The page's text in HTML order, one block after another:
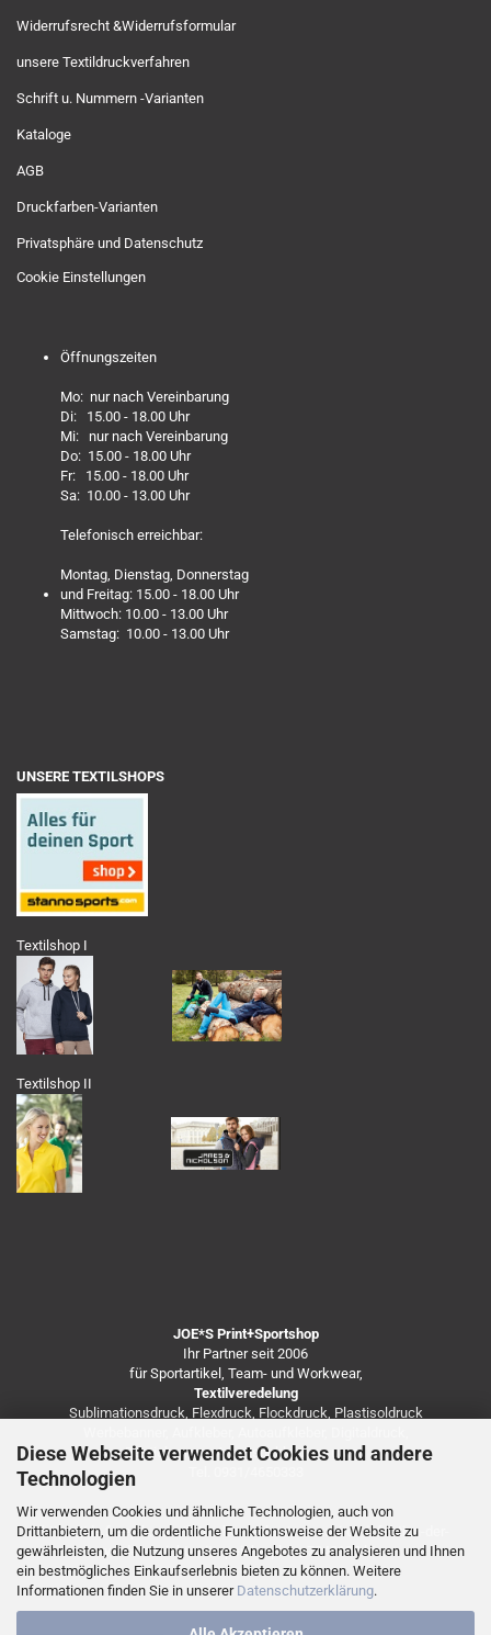
Diese Webseite verwendet Cookies und andere
Technologien
Wir verwenden Cookies und ähnliche Technologien, auch von
Drittanbietern, um die ordentliche Funktionsweise der Website zu
gewährleisten, die Nutzung unseres Angebotes zu analysieren und Ihnen
ein bestmögliches Einkaufserlebnis bieten zu können. Weitere
Informationen finden Sie in unserer Datenschutzerklärung.
Widerrufsrecht &Widerrufsformular
unsere Textildruckverfahren
Schrift u. Nummern -Varianten
Kataloge
AGB
Druckfarben-Varianten
Privatsphäre und Datenschutz
Cookie Einstellungen
Öffnungszeiten
Mo: nur nach Vereinbarung
Di: 15.00 - 18.00 Uhr
Mi: nur nach Vereinbarung
Do: 15.00 - 18.00 Uhr
Fr: 15.00 - 18.00 Uhr
Sa: 10.00 - 13.00 Uhr
Telefonisch erreichbar:
Montag, Dienstag, Donnerstag
und Freitag: 15.00 - 18.00 Uhr
Mittwoch: 10.00 - 13.00 Uhr
Samstag: 10.00 - 13.00 Uhr
UNSERE TEXTILSHOPS
Textilshop I
Textilshop II
JOE*S Print+Sportshop
Ihr Partner seit 2006
für Sportartikel, Team- und Workwear,
Textilveredelung
Sublimationsdruck, Flexdruck, Flockdruck, Plastisoldruck
Besticken von Arbeitsbekleidung u.v.m.
https://de.freepik.com/fotos-kostenlos/coronavirus-infektion-der-
vorderansicht-mit-speicherplatz_7248138.htm